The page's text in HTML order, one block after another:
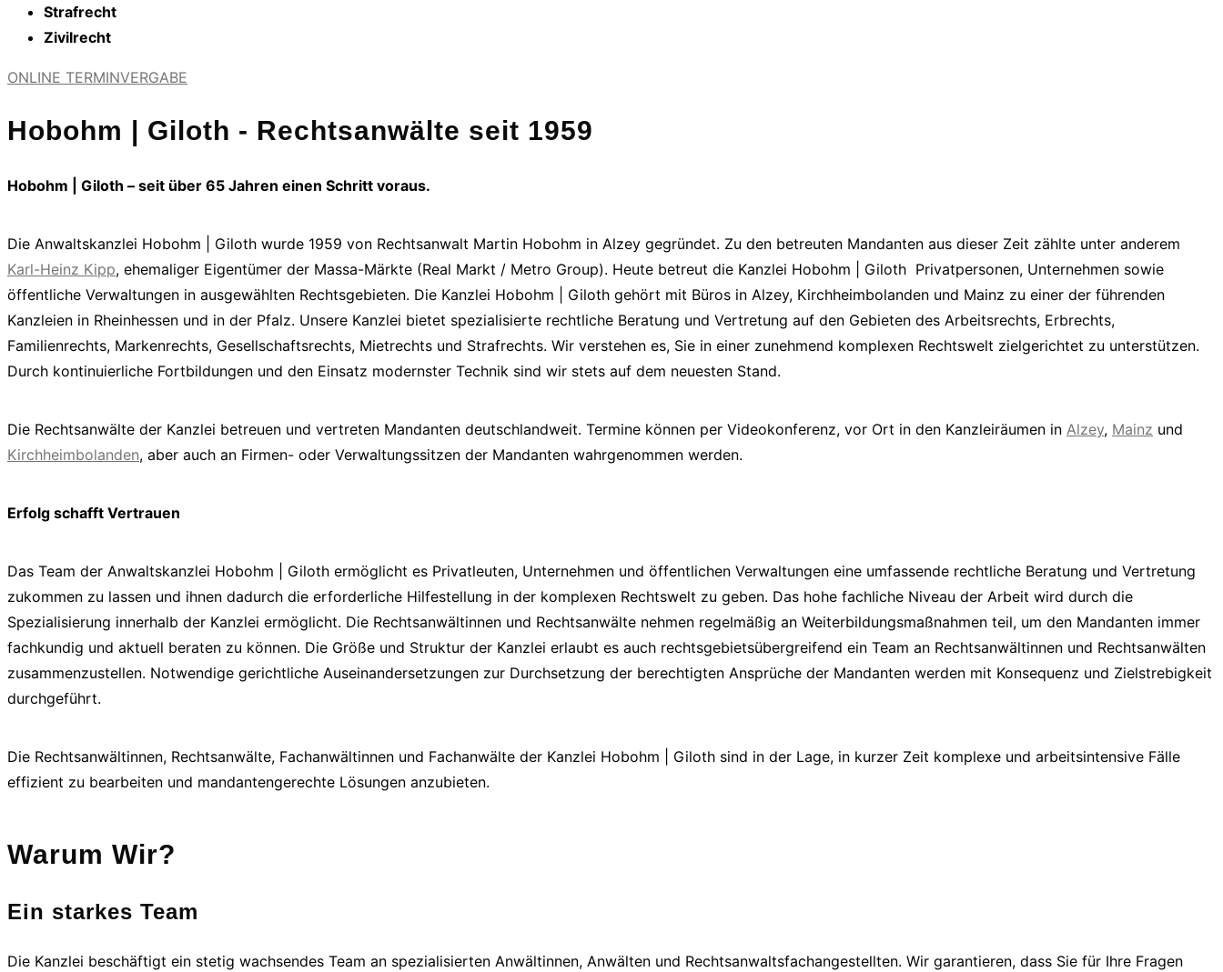
Strafrecht
Zivilrecht
ONLINE TERMINVERGABE
Hobohm | Giloth - Rechtsanwälte seit 1959
Hobohm | Giloth – seit über 65 Jahren einen Schritt voraus.
Die Anwaltskanzlei Hobohm | Giloth wurde 1959 von Rechtsanwalt Martin Hobohm in Alzey gegründet. Zu den betreuten Mandanten aus dieser Zeit zählte unter anderem
Karl-Heinz Kipp, ehemaliger Eigentümer der Massa-Märkte (Real Markt / Metro Group). Heute betreut die Kanzlei Hobohm | Giloth Privatpersonen, Unternehmen sowie
öffentliche Verwaltungen in ausgewählten Rechtsgebieten. Die Kanzlei Hobohm | Giloth gehört mit Büros in Alzey, Kirchheimbolanden und Mainz zu einer der führenden
Kanzleien in Rheinhessen und in der Pfalz. Unsere Kanzlei bietet spezialisierte rechtliche Beratung und Vertretung auf den Gebieten des Arbeitsrechts, Erbrechts,
Familienrechts, Markenrechts, Gesellschaftsrechts, Mietrechts und Strafrechts. Wir verstehen es, Sie in einer zunehmend komplexen Rechtswelt zielgerichtet zu unterstützen.
Durch kontinuierliche Fortbildungen und den Einsatz modernster Technik sind wir stets auf dem neuesten Stand.
Die Rechtsanwälte der Kanzlei betreuen und vertreten Mandanten deutschlandweit. Termine können per Videokonferenz, vor Ort in den Kanzleiräumen in Alzey, Mainz und
Kirchheimbolanden, aber auch an Firmen- oder Verwaltungssitzen der Mandanten wahrgenommen werden.
Erfolg schafft Vertrauen
Das Team der Anwaltskanzlei Hobohm | Giloth ermöglicht es Privatleuten, Unternehmen und öffentlichen Verwaltungen eine umfassende rechtliche Beratung und Vertretung
zukommen zu lassen und ihnen dadurch die erforderliche Hilfestellung in der komplexen Rechtswelt zu geben. Das hohe fachliche Niveau der Arbeit wird durch die
Spezialisierung innerhalb der Kanzlei ermöglicht. Die Rechtsanwältinnen und Rechtsanwälte nehmen regelmäßig an Weiterbildungsmaßnahmen teil, um den Mandanten immer
fachkundig und aktuell beraten zu können. Die Größe und Struktur der Kanzlei erlaubt es auch rechtsgebietsübergreifend ein Team an Rechtsanwältinnen und Rechtsanwälten
zusammenzustellen. Notwendige gerichtliche Auseinandersetzungen zur Durchsetzung der berechtigten Ansprüche der Mandanten werden mit Konsequenz und Zielstrebigkeit
durchgeführt.
Die Rechtsanwältinnen, Rechtsanwälte, Fachanwältinnen und Fachanwälte der Kanzlei Hobohm | Giloth sind in der Lage, in kurzer Zeit komplexe und arbeitsintensive Fälle
effizient zu bearbeiten und mandantengerechte Lösungen anzubieten.
Warum Wir?
Ein starkes Team
Die Kanzlei beschäftigt ein stetig wachsendes Team an spezialisierten Anwältinnen, Anwälten und Rechtsanwaltsfachangestellten. Wir garantieren, dass Sie für Ihre Fragen